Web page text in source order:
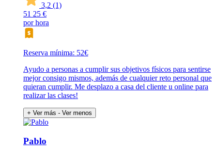
3,2 (1)
51 25 €
por hora
Reserva mínima: 52€
Ayudo a personas a cumplir sus objetivos físicos para sentirse
mejor consigo mismos, además de cualquier reto personal que
quieran cumplir. Me desplazo a casa del cliente u online para
realizar las clases!
+ Ver más - Ver menos
Pablo